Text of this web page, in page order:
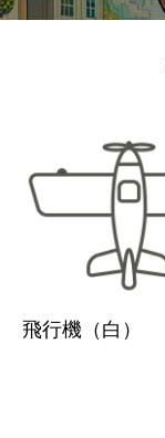
飛行機（白）